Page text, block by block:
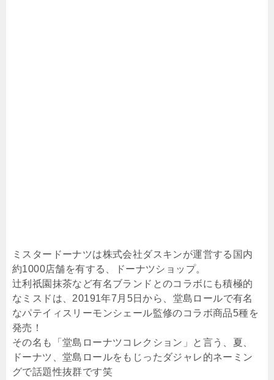
ミスタードーナツは株式会社ダスキンが運営する国内
約1000店舗を有する、ドーナツショップ。
辻利祇園抹茶など有名ブランドとのコラボにも積極的
なミスドは、20191年7月5日から、堂島ロールで有名
なパテイィスリーモンシェール監修のコラボ商品5種を
発売！
その名も「堂島ローナツコレクション」と言う、夏、
ドーナツ、堂島ロールをもじったダジャレ的ネーミン
グで話題性抜群です笑